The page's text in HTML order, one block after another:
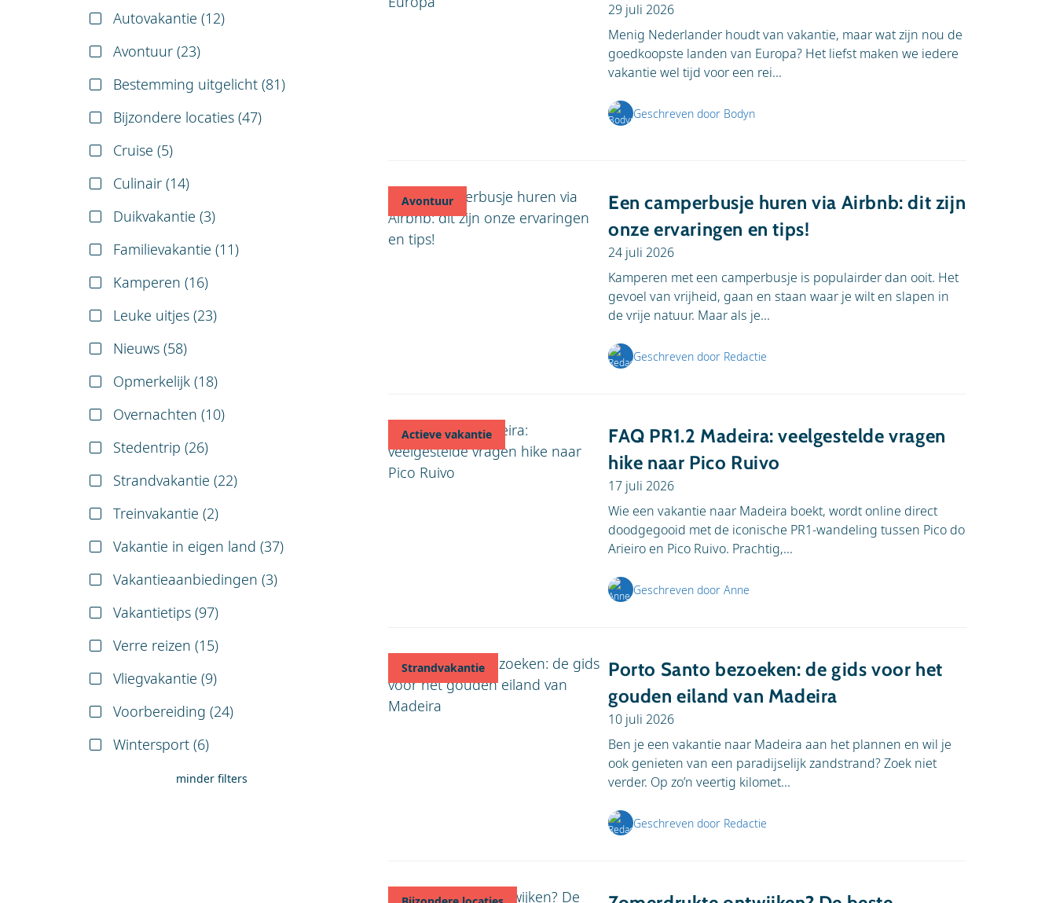
Autovakantie (12)
Avontuur (23)
Bestemming uitgelicht (81)
Bijzondere locaties (47)
Cruise (5)
Culinair (14)
Duikvakantie (3)
Familievakantie (11)
Kamperen (16)
Leuke uitjes (23)
Nieuws (58)
Opmerkelijk (18)
Overnachten (10)
Stedentrip (26)
Strandvakantie (22)
Treinvakantie (2)
Vakantie in eigen land (37)
Vakantieaanbiedingen (3)
Vakantietips (97)
Verre reizen (15)
Vliegvakantie (9)
Voorbereiding (24)
Wintersport (6)
minder filters
29 juli 2026
Menig Nederlander houdt van vakantie, maar wat zijn nou de
goedkoopste landen van Europa? Het liefst maken we iedere
vakantie wel tijd voor een rei...
Geschreven door Bodyn
Avontuur
Een camperbusje huren via Airbnb: dit zijn
onze ervaringen en tips!
24 juli 2026
Kamperen met een camperbusje is populairder dan ooit. Het
gevoel van vrijheid, gaan en staan waar je wilt en slapen in
de vrije natuur. Maar als je...
Geschreven door Redactie
Actieve vakantie
FAQ PR1.2 Madeira: veelgestelde vragen
hike naar Pico Ruivo
17 juli 2026
Wie een vakantie naar Madeira boekt, wordt online direct
doodgegooid met de iconische PR1-wandeling tussen Pico do
Arieiro en Pico Ruivo. Prachtig,...
Geschreven door Anne
Strandvakantie
Porto Santo bezoeken: de gids voor het
gouden eiland van Madeira
10 juli 2026
Ben je een vakantie naar Madeira aan het plannen en wil je
ook genieten van een paradijselijk zandstrand? Zoek niet
verder. Op zo’n veertig kilomet...
Geschreven door Redactie